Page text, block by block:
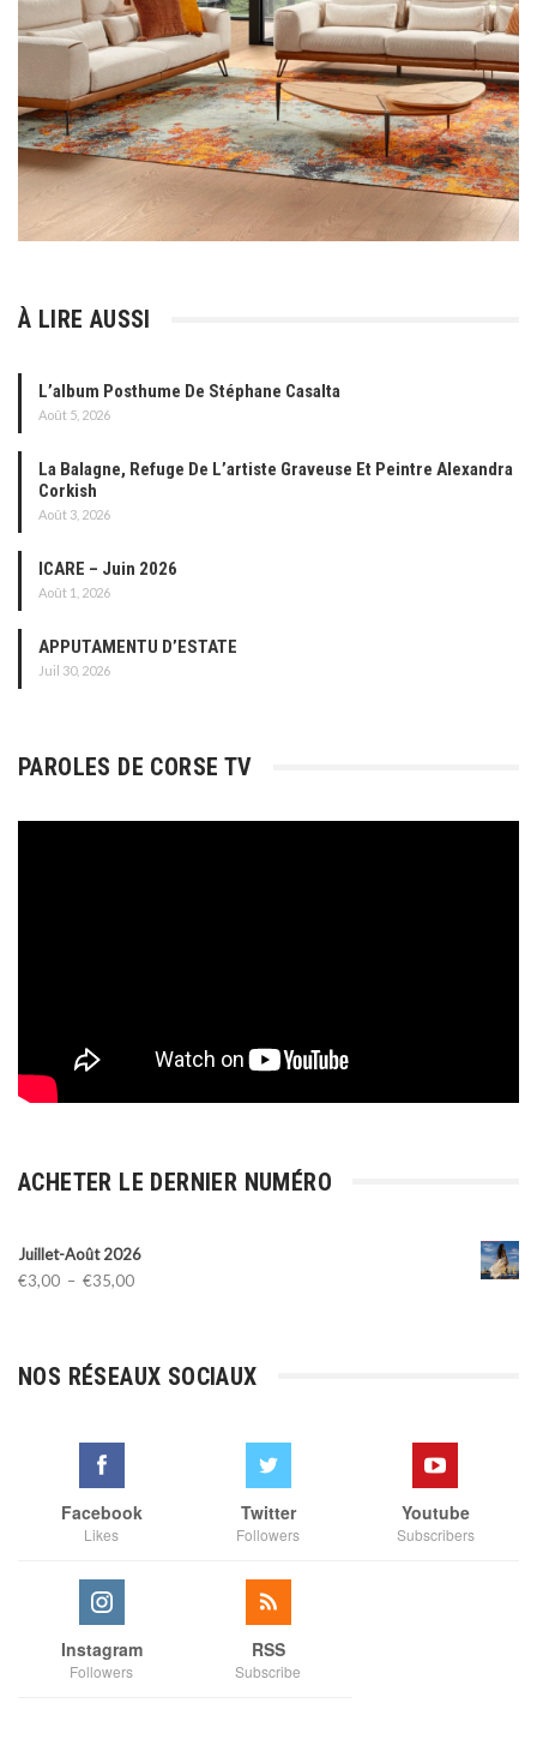
À LIRE AUSSI
L’album Posthume De Stéphane Casalta
Août 5, 2026
La Balagne, Refuge De L’artiste Graveuse Et Peintre Alexandra
Corkish
Août 3, 2026
ICARE – Juin 2026
Août 1, 2026
APPUTAMENTU D’ESTATE
Juil 30, 2026
PAROLES DE CORSE TV
ACHETER LE DERNIER NUMÉRO
Juillet-Août 2026
€3,00 – €35,00Plage
à
NOS RÉSEAUX SOCIAUX
Facebook
Likes
Twitter
Followers
Youtube
Subscribers
Instagram
Followers
RSS
Subscribe